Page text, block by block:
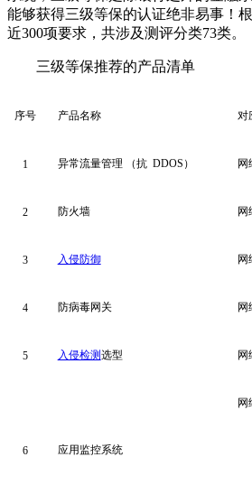
能够获得三级等保的认证绝非易事！
近300项要求，共涉及测评分类73类。
三级等保推荐的产品清单
序号 产品名称 对
1 异常流量管理 （抗 DDOS） 网
2 防火墙 网
3 入侵防御 网
4 防病毒网关 网
5 入侵检测选型 网
6 应用监控系统
网